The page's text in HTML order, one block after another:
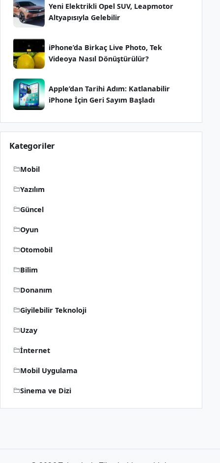
Yeni Elektrikli Opel SUV, Leapmotor
Altyapısıyla Gelebilir
iPhone’da Birkaç Live Photo, Tek
Videoya Nasıl Dönüştürülür?
Apple’dan Tarihi Adım: Katlanabilir
iPhone İçin Geri Sayım Başladı
Kategoriler
Mobil
Yazılım
Güncel
Oyun
Otomobil
Bilim
Donanım
Giyilebilir Teknoloji
Uzay
İnternet
Mobil Uygulama
Sinema ve Dizi